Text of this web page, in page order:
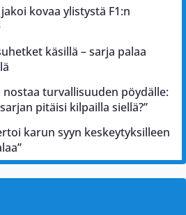
kovaa ylistystä F1:n
käsillä – sarja palaa
nostaa turvallisuuden pöydälle:
pitäisi kilpailla siellä?”
karun syyn keskeytyksilleen